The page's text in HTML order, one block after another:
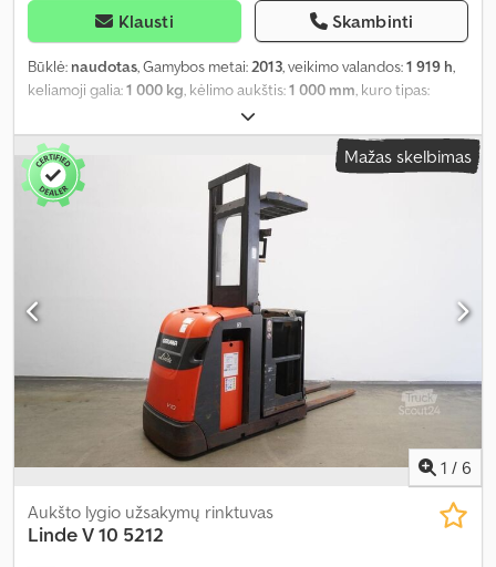
Klausti Skambinti
Būklė: naudotas, Gamybos metai:2013, veikimo valandos:1 919 h,
keliamoji galia:1 000 kg, kėlimo aukštis:1 000 mm, kuro tipas:
2 140 mm
pirmoji registracija:01/2013, didžiausias leistinas svoris:1 000 kg,
padangos dydis:
Mažas skelbimas
1 / 6
Aukšto lygio užsakymų rinktuvas
LindeV 10 5212